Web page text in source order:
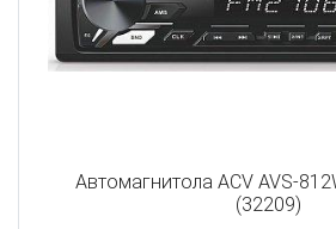
Автомагнитола ACV AVS-
(32209)